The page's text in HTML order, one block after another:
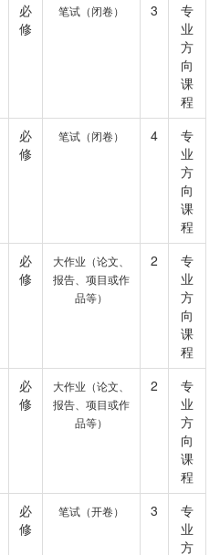
必
修
笔试（闭卷） 3
专
业
方
向
课
程
必
修
笔试（闭卷） 4
专
业
方
向
课
程
必
修
大作业（论文、
报告、项目或作
品等）
2
专
业
方
向
课
程
必
修
大作业（论文、
报告、项目或作
品等）
2
专
业
方
向
课
程
必
修
笔试（开卷） 3
专
业
方